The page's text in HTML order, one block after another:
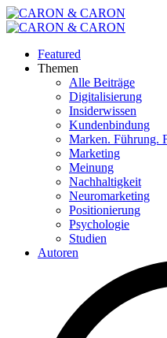
Featured
Themen
Alle Beiträge
Digitalisierung
Insiderwissen
Kundenbindung
Marken. Führung.
Marketing
Meinung
Nachhaltigkeit
Neuromarketing
Positionierung
Psychologie
Studien
Autoren